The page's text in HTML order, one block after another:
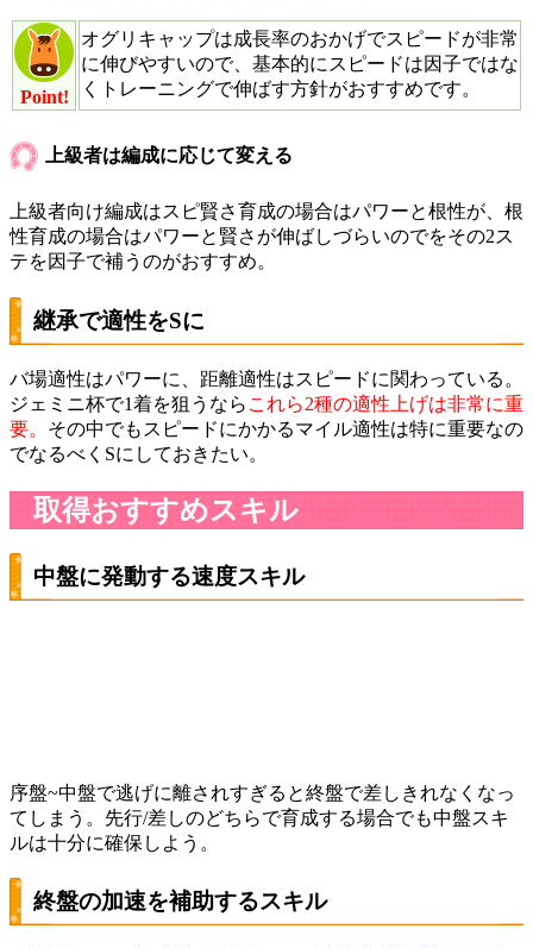
Point!
オグリキャップは成長率のおかげでスピードが非常
に伸びやすいので、基本的にスピードは因子ではな
くトレーニングで伸ばす方針がおすすめです。
上級者は編成に応じて変える
上級者向け編成はスピ賢さ育成の場合はパワーと根性が、根
性育成の場合はパワーと賢さが伸ばしづらいのでをその2ス
テを因子で補うのがおすすめ。
継承で適性をSに
バ場適性はパワーに、距離適性はスピードに関わっている。
ジェミニ杯で1着を狙うなら これら2種の適性上げは非常に重
要。 その中でもスピードにかかるマイル適性は特に重要なの
でなるべくSにしておきたい。
取得おすすめスキル
中盤に発動する速度スキル
序盤~中盤で逃げに離されすぎると終盤で差しきれなくなっ
てしまう。先行/差しのどちらで育成する場合でも中盤スキ
ルは十分に確保しよう。
終盤の加速を補助するスキル